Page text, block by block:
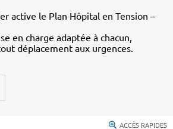
active le Plan Hôpital en Tension –
en charge adaptée à chacun,
déplacement aux urgences.
ACCÈS RAPIDES